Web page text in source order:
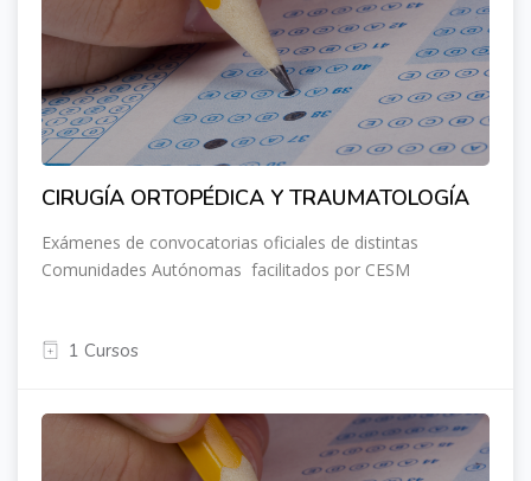
CIRUGÍA ORTOPÉDICA Y TRAUMATOLOGÍA
Exámenes de convocatorias oficiales de distintas
Comunidades Autónomas facilitados por CESM
1 Cursos